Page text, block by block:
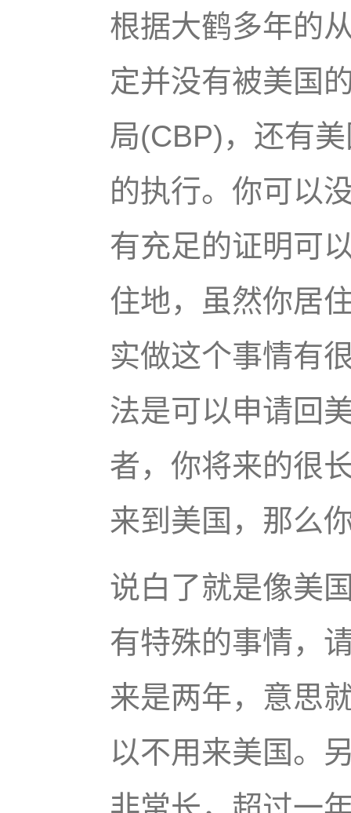
根据大鹤多年的
定并没有被美国
局(CBP)，还有
的执行。你可以
有充足的证明可
住地，虽然你居
实做这个事情有
法是可以申请回
者，你将来的很
来到美国，那么
说白了就是像美
有特殊的事情，
来是两年，意思
以不用来美国。